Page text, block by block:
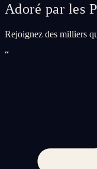
Adoré par les
Rejoignez des milliers
“